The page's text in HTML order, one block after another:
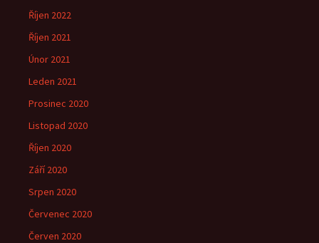
Říjen 2022
Říjen 2021
Únor 2021
Leden 2021
Prosinec 2020
Listopad 2020
Říjen 2020
Září 2020
Srpen 2020
Červenec 2020
Červen 2020